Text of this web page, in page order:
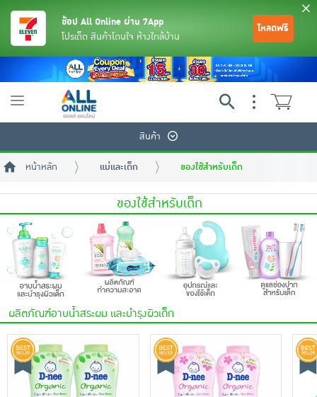
ย้อนกลับ
เครื่องดื่มและผงชงดื่ม
เครื่องปรุงรสและของแห้ง
ขนมขบเคี้ยว และช็อคโกแลต
อาหารสด ผัก ผลไม้และเบเกอรี่
ย้อนกลับ
ย้อนกลับ
ย้อนกลับ
ย้อนกลับ
ย้อนกลับ
ย้อนกลับ
ย้อนกลับ
มือถือ
ย้อนกลับ
ย้อนกลับ
พระเครื่อง test pop
ย้อนกลับ
ช้อป All Online ผ่าน 7App
โปรเด็ด สินค้าโดนใจ ห้างใกล้บ้าน
โหลดฟรี
Toggle
สินค้า
หน้าหลัก แม่และเด็ก ของใช้สำหรับเด็ก
ของใช้สำหรับเด็ก
ผลิตภัณฑ์อาบน้ำสระผม และบำรุงผิวเด็ก